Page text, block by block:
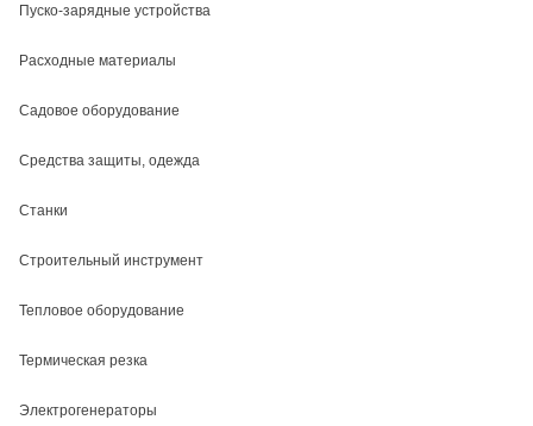
Пуско-зарядные устройства
Расходные материалы
Садовое оборудование
Средства защиты, одежда
Станки
Строительный инструмент
Тепловое оборудование
Термическая резка
Электрогенераторы